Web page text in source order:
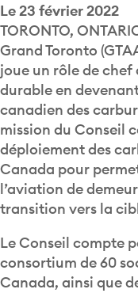
Le 23 février 2022
TORONTO,
Grand Toronto
joue un rôle de
durable en
canadien des
mission du Conseil
déploiement des
Canada pour
l’aviation de
transition vers la
Le Conseil compte
consortium de 60
Canada, ainsi que